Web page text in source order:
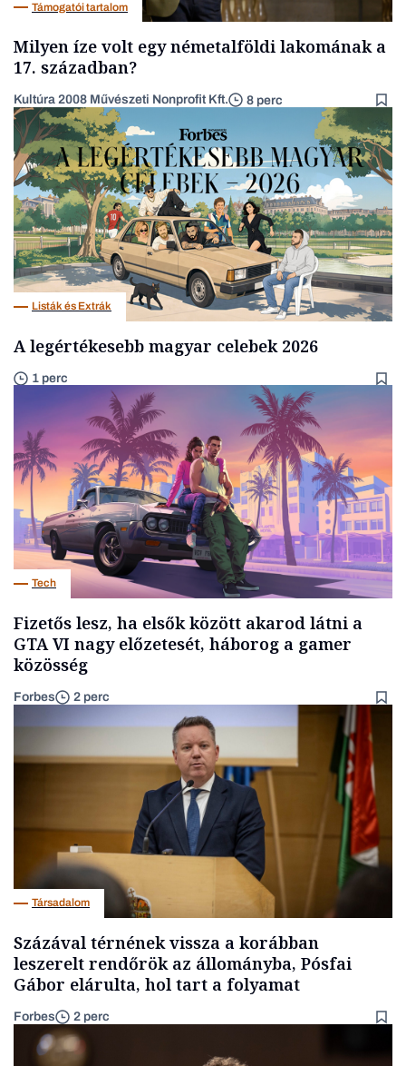
Támogatói tartalom
Milyen íze volt egy németalföldi lakomának a
17. században?
Kultúra 2008 Művészeti Nonprofit Kft. 8 perc
Listák és Extrák
A legértékesebb magyar celebek 2026
1 perc
Tech
Fizetős lesz, ha elsők között akarod látni a
GTA VI nagy előzetesét, háborog a gamer
közösség
Forbes 2 perc
Társadalom
Százával térnének vissza a korábban
leszerelt rendőrök az állományba, Pósfai
Gábor elárulta, hol tart a folyamat
Forbes 2 perc